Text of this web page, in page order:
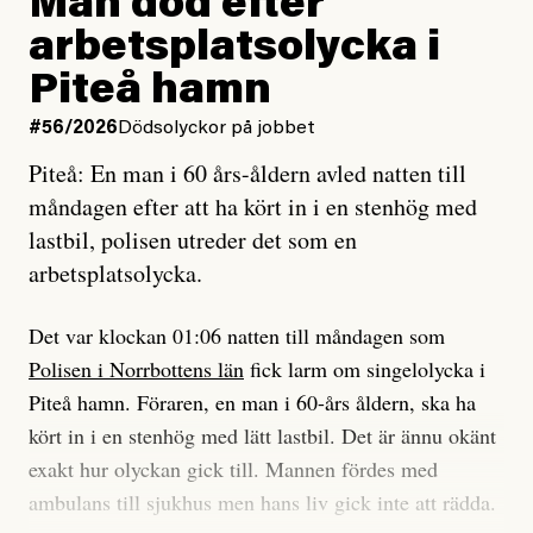
Vad betyder det att vara en röd, grön och oberoende
tidning?
Vad är bra journalistik?
Ett försök till korta svar som jag hoppas kan förtydliga
för Kuhn och Sassarinis-McGowan och andra hur jag
som chefredaktör ser på Dagens ETC:s uppdrag och
roll.
Vi skriver för våra läsare som vill bli informerade,
överraskade, bekräftade, utmanade – och som kräver
att vi granskar allt och alla.
Vi är som sagt en röd, grön och oberoende tidning.
Det betyder en annan journalistik än vad du hittar i
Jag lärde mig renovera
enligt uråldrig metod
och lade min sista ungdom
på att laga en gammal bod.
Jag sökte ljuset och meningen,
efter det som var rent, rätt och sant,
och aldrig såg jag det klarare än
när jag ombord på bussen hjälpte en tant.
#23/2026Intervjun
Jesper Lundby: ”Livet i sig
är ganska politiskt”
arbetsplatsolycka i
Piteå hamn
#56/2026 Dödsolyckor på jobbet
Piteå: En man i 60 års-åldern avled natten till
måndagen efter att ha kört in i en stenhög med
lastbil, polisen utreder det som en
arbetsplatsolycka.
Det var klockan 01:06 natten till måndagen som
Polisen i Norrbottens län fick larm om singelolycka i
Piteå hamn. Föraren, en man i 60-års åldern, ska ha
kört in i en stenhög med lätt lastbil. Det är ännu okänt
exakt hur olyckan gick till. Mannen fördes med
ambulans till sjukhus men hans liv gick inte att rädda.